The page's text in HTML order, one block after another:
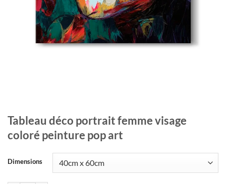
Tableau déco portrait femme visage
coloré peinture pop art
Dimensions